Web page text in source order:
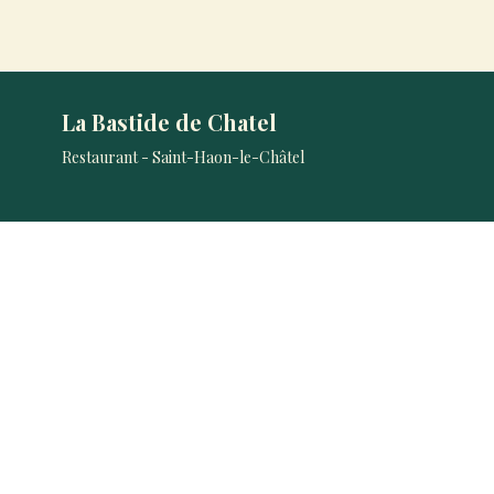
La Bastide de Chatel
Restaurant - Saint-Haon-le-Châtel